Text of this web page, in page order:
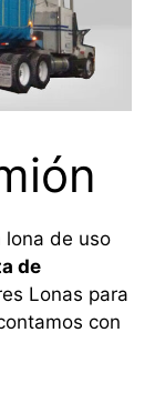
lona de uso
de
Lonas para
con